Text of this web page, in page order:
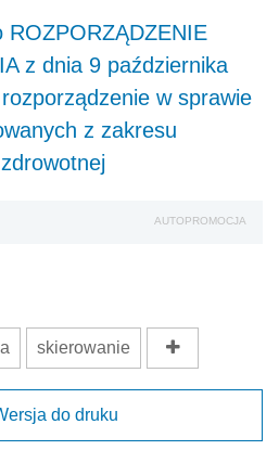
ROZPORZĄDZENIE
z dnia 9 października
w sprawie
z zakresu
AUTOPROMOCJA
skierowanie
do druku